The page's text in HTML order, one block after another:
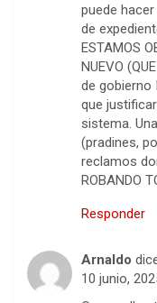
puede
de
ESTAMOS
NUEVO
de gobierno
que
sistema.
(pradines,
reclamos
ROBANDO
Responder
Arnaldo
10 junio,